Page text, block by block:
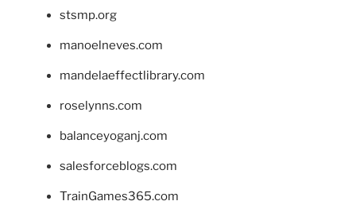
stsmp.org
manoelneves.com
mandelaeffectlibrary.com
roselynns.com
balanceyoganj.com
salesforceblogs.com
TrainGames365.com